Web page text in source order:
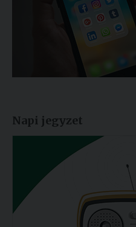
Napi jegyzet